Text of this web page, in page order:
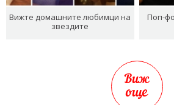
Вижте домашните любимци на
звездите
Поп-
Виж
още